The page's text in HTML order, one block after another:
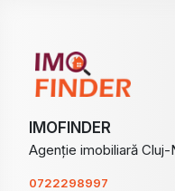
IMOFINDER
Agenție imobiliară Cluj-
0722298997